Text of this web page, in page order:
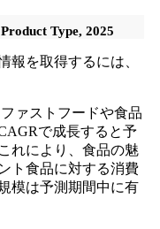
Type, 2025
報を取得するには、
ァストフードや食品
で成長すると予
れにより、食品の魅
ト食品に対する消費
模は予測期間中に有